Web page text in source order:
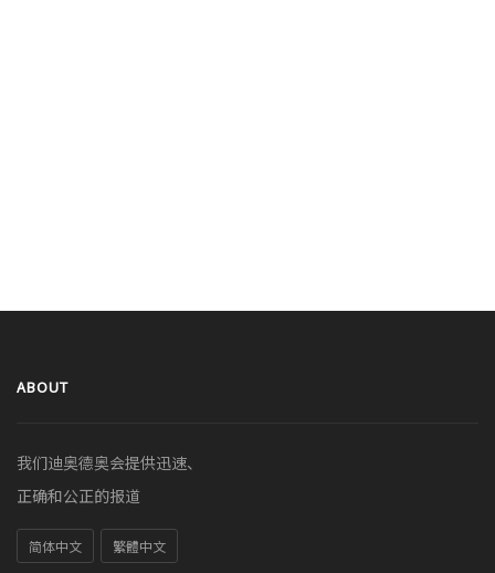
ABOUT
我们迪奥德奥会提供迅速、
正确和公正的报道
简体中文 繁體中文